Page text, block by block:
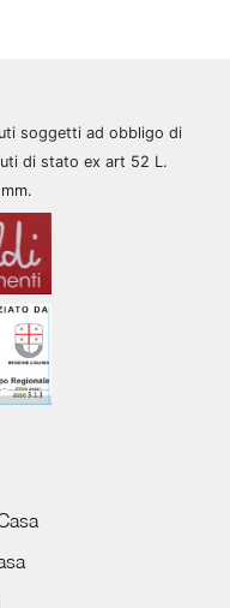
soggetti ad obbligo di
di stato ex art 52 L.